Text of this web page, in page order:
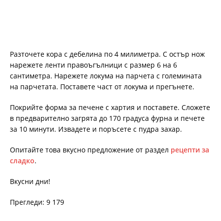
Разточете кора с дебелина по 4 милиметра. С остър нож
нарежете ленти правоъгълници с размер 6 на 6
сантиметра. Нарежете локума на парчета с големината
на парчетата. Поставете част от локума и прегънете.
Покрийте форма за печене с хартия и поставете. Сложете
в предварително загрята до 170 градуса фурна и печете
за 10 минути. Извадете и поръсете с пудра захар.
Опитайте това вкусно предложение от раздел рецепти за
сладко.
Вкусни дни!
Прегледи: 9 179